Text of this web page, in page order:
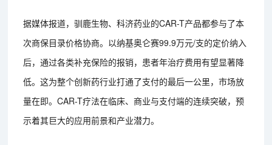
据媒体报道，驯鹿生物、科济药业的CAR-T产品都参与了本
次商保目录价格协商。以纳基奥仑赛99.9万元/支的定价纳入
后，通过各类补充保险的报销，患者年治疗费用有望显著降
低。这为整个创新药行业打通了支付的最后一公里，市场放
量在即。CAR-T疗法在临床、商业与支付端的连续突破，预
示着其巨大的应用前景和产业潜力。